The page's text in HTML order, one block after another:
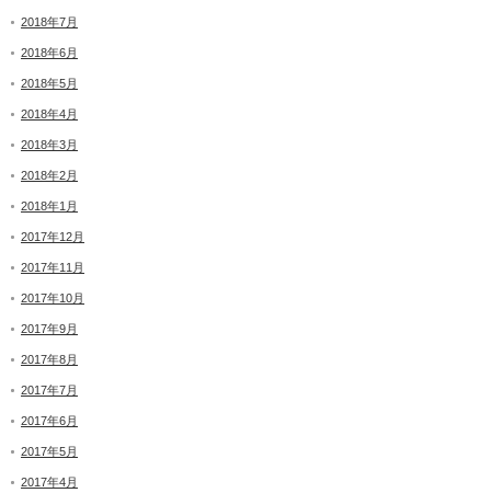
2018年7月
2018年6月
2018年5月
2018年4月
2018年3月
2018年2月
2018年1月
2017年12月
2017年11月
2017年10月
2017年9月
2017年8月
2017年7月
2017年6月
2017年5月
2017年4月